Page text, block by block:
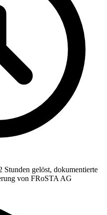
Stunden gelöst, dokumentierte
von FRoSTA AG